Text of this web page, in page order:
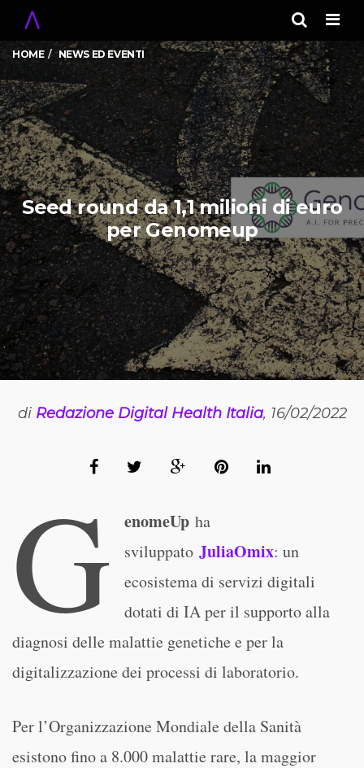
HOME NEWS ED EVENTI
Seed round da 1,1 milioni di euro
per Genomeup
di Redazione Digital Health Italia, 16/02/2022
G enomeUpha
sviluppato JuliaOmix: un
ecosistema di servizi digitali
dotati di IA per il supporto alla
diagnosi delle malattie genetiche e per la
digitalizzazione dei processi di laboratorio.
Per l’Organizzazione Mondiale della Sanità
esistono fino a 8.000 malattie rare, la maggior